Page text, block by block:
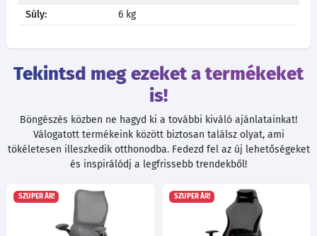
Súly:
6 kg
Tekintsd meg ezeket a termékeket
is!
Böngészés közben ne hagyd ki a további kiváló ajánlatainkat!
Válogatott termékeink között biztosan találsz olyat, ami
tökéletesen illeszkedik otthonodba. Fedezd fel az új lehetőségeket
és inspirálódj a legfrissebb trendekből!
SZUPER ÁR! SZUPER ÁR!